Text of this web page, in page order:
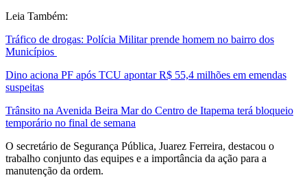
Leia Também:
Tráfico de drogas: Polícia Militar prende homem no bairro dos
Municípios
Dino aciona PF após TCU apontar R$ 55,4 milhões em emendas
suspeitas
Trânsito na Avenida Beira Mar do Centro de Itapema terá bloqueio
temporário no final de semana
O secretário de Segurança Pública, Juarez Ferreira, destacou o
trabalho conjunto das equipes e a importância da ação para a
manutenção da ordem.